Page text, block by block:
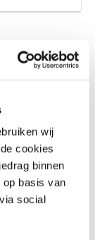
wij
cookies
binnen
basis van
social